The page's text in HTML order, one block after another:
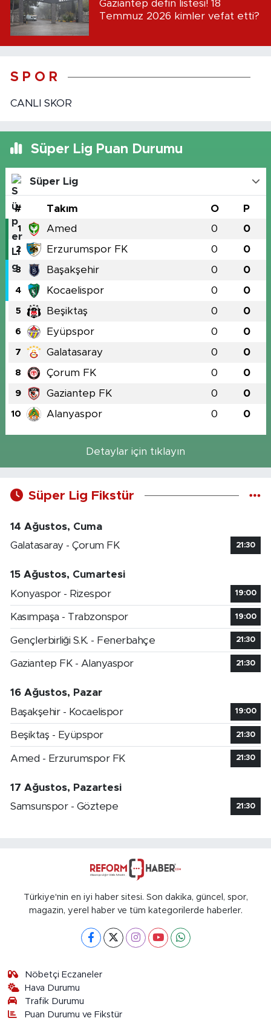
Gaziantep defin listesi! 18
Temmuz 2026 kimler vefat etti?
S P O R
CANLI SKOR
Süper Lig Puan Durumu
Süper Lig
# Takım O P
1 Amed 0 0
2 Erzurumspor FK 0 0
3 Başakşehir 0 0
4 Kocaelispor 0 0
5 Beşiktaş 0 0
6 Eyüpspor 0 0
7 Galatasaray 0 0
8 Çorum FK 0 0
9 Gaziantep FK 0 0
10 Alanyaspor 0 0
Detaylar için tıklayın
Süper Lig Fikstür
14 Ağustos, Cuma
Galatasaray - Çorum FK
21:30
15 Ağustos, Cumartesi
Konyaspor - Rizespor
19:00
Kasımpaşa - Trabzonspor 19:00
Gençlerbirliği S.K. - Fenerbahçe 21:30
Gaziantep FK - Alanyaspor 21:30
16 Ağustos, Pazar
Başakşehir - Kocaelispor
19:00
Beşiktaş - Eyüpspor 21:30
Amed - Erzurumspor FK 21:30
17 Ağustos, Pazartesi
Samsunspor - Göztepe
21:30
Türkiye'nin en iyi haber sitesi. Son dakika, güncel, spor,
magazin, yerel haber ve tüm kategorilerde haberler.
Nöbetçi Eczaneler
Hava Durumu
Trafik Durumu
Puan Durumu ve Fikstür